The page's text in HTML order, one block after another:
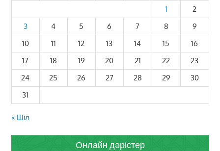
1
2
3
4 5 6 7 8
9
10
11 12 13 14 15
16
17
18 19 20 21 22
23
24
25 26 27 28 29
30
31
« Шіл
Онлайн дәрістер